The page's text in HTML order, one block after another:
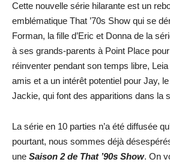
Cette nouvelle série hilarante est un
emblématique That ’70s Show qui se
Forman, la fille d’Eric et Donna de la
à ses grands-parents à Point Place
réinventer pendant son temps libre,
amis et a un intérêt potentiel pour Jay,
Jackie, qui font des apparitions dans la
La série en 10 parties n’a été diffusée
pourtant, nous sommes déjà
une Saison 2 de That ’90s Show. On